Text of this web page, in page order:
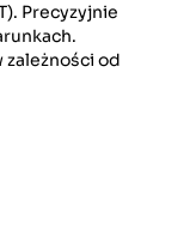
Precyzyjnie
zależności od